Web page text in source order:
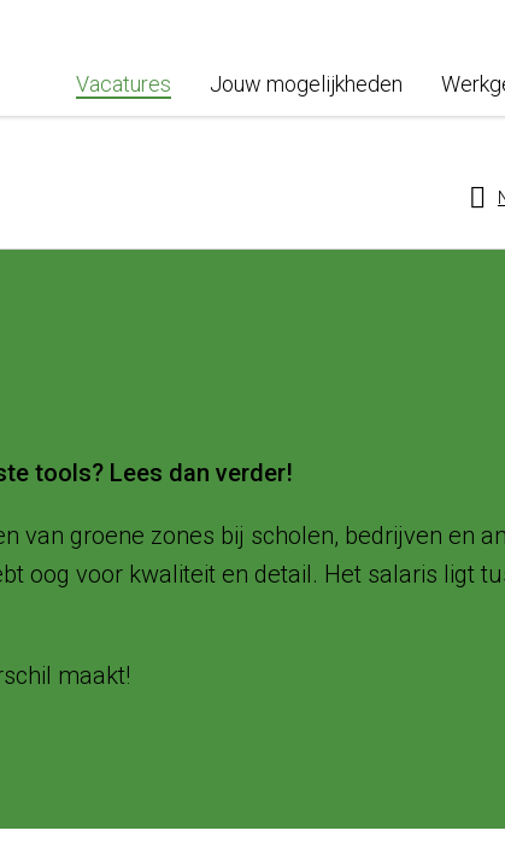
Vacatures Jouw mogelijkheden
tools? Lees dan verder!
van groene zones bij scholen, bedrijven en
oog voor kwaliteit en detail. Het salaris ligt
maakt!